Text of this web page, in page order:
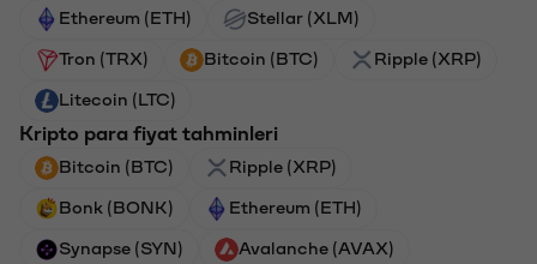
Ethereum (ETH) Stellar (XLM)
Tron (TRX) Bitcoin (BTC) Ripple (XRP)
Litecoin (LTC)
Kripto para fiyat tahminleri
Bitcoin (BTC) Ripple (XRP)
Bonk (BONK) Ethereum (ETH)
Synapse (SYN) Avalanche (AVAX)